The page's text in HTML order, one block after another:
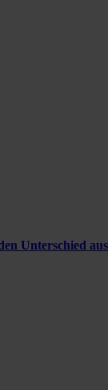
Unterschied aus